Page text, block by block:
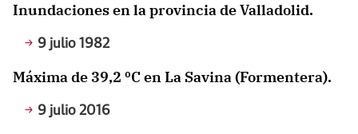
Inundaciones en la provincia de Valladolid.
9 julio 1982
Máxima de 39,2 ºC en La Savina (Formentera).
9 julio 2016